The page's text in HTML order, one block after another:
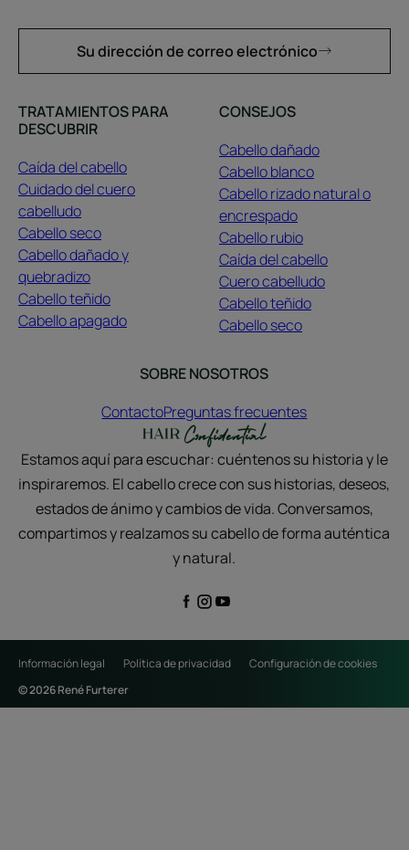
Su dirección de correo electrónico
TRATAMIENTOS PARA
DESCUBRIR
Caída del cabello
Cuidado del cuero
cabelludo
Cabello seco
Cabello dañado y
quebradizo
Cabello teñido
Cabello apagado
CONSEJOS
Cabello dañado
Cabello blanco
Cabello rizado natural o
encrespado
Cabello rubio
Caída del cabello
Cuero cabelludo
Cabello teñido
Cabello seco
SOBRE NOSOTROS
ContactoPreguntas frecuentes
Estamos aquí para escuchar: cuéntenos su historia y le
inspiraremos. El cabello crece con sus historias, deseos,
estados de ánimo y cambios de vida. Conversamos,
compartimos y realzamos su cabello de forma auténtica
y natural.
Información legal Política de privacidad
Configuración de cookies
© 2026 René Furterer